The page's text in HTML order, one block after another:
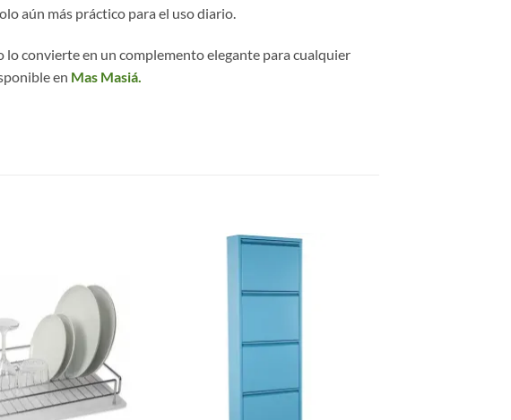
aún más práctico para el uso diario.
lo convierte en un complemento elegante para cualquier
en Mas Masiá.